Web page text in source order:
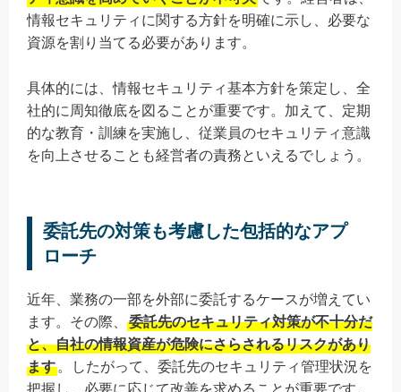
情報セキュリティに関する方針を明確に示し、必要な
資源を割り当てる必要があります。
具体的には、情報セキュリティ基本方針を策定し、全
社的に周知徹底を図ることが重要です。加えて、定期
的な教育・訓練を実施し、従業員のセキュリティ意識
を向上させることも経営者の責務といえるでしょう。
委託先の対策も考慮した包括的なアプ
ローチ
近年、業務の一部を外部に委託するケースが増えてい
ます。その際、
委託先のセキュリティ対策が不十分だ
と、自社の情報資産が危険にさらされるリスクがあり
ます 。したがって、委託先のセキュリティ管理状況を
把握し、必要に応じて改善を求めることが重要です。